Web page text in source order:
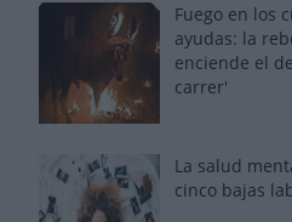
Fuego en los
ayudas: la
enciende el
carrer'
La salud
cinco bajas